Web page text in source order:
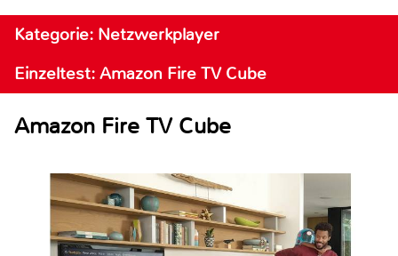
Kategorie: Netzwerkplayer
Einzeltest: Amazon Fire TV Cube
Amazon Fire TV Cube